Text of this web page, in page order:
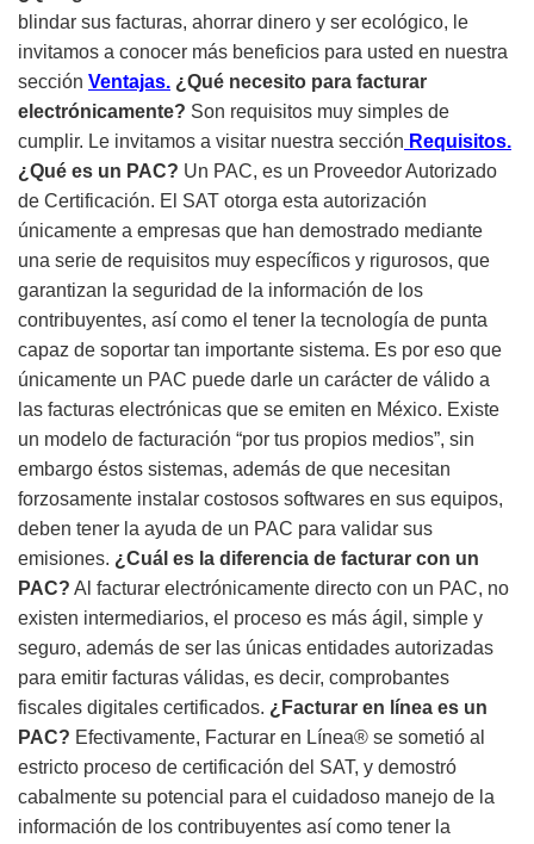
blindar sus facturas, ahorrar dinero y ser ecológico, le
invitamos a conocer más beneficios para usted en nuestra
sección Ventajas. ¿Qué necesito para facturar
electrónicamente? Son requisitos muy simples de
cumplir. Le invitamos a visitar nuestra sección Requisitos.
¿Qué es un PAC? Un PAC, es un Proveedor Autorizado
de Certificación. El SAT otorga esta autorización
únicamente a empresas que han demostrado mediante
una serie de requisitos muy específicos y rigurosos, que
garantizan la seguridad de la información de los
contribuyentes, así como el tener la tecnología de punta
capaz de soportar tan importante sistema. Es por eso que
únicamente un PAC puede darle un carácter de válido a
las facturas electrónicas que se emiten en México. Existe
un modelo de facturación “por tus propios medios”, sin
embargo éstos sistemas, además de que necesitan
forzosamente instalar costosos softwares en sus equipos,
deben tener la ayuda de un PAC para validar sus
emisiones. ¿Cuál es la diferencia de facturar con un
PAC? Al facturar electrónicamente directo con un PAC, no
existen intermediarios, el proceso es más ágil, simple y
seguro, además de ser las únicas entidades autorizadas
para emitir facturas válidas, es decir, comprobantes
fiscales digitales certificados. ¿Facturar en línea es un
PAC? Efectivamente, Facturar en Línea® se sometió al
estricto proceso de certificación del SAT, y demostró
cabalmente su potencial para el cuidadoso manejo de la
información de los contribuyentes así como tener la